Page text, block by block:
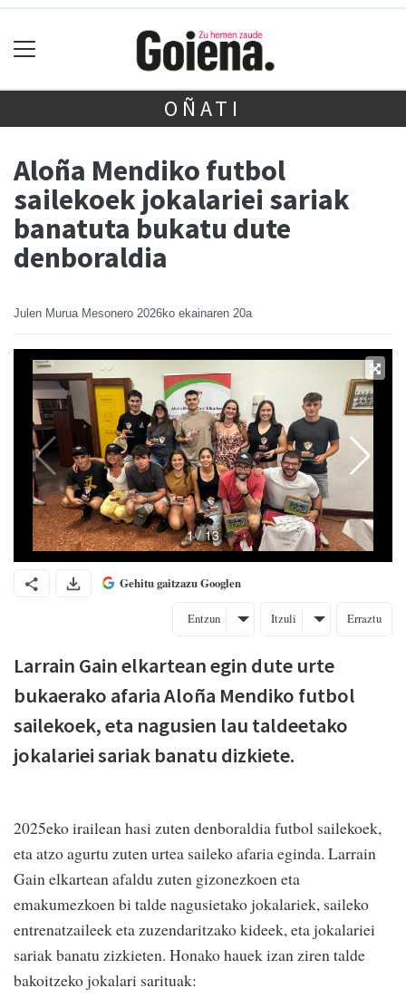
OÑATI
Aloña Mendiko futbol
sailekoek jokalariei sariak
banatuta bukatu dute
denboraldia
Julen Murua Mesonero 2026ko ekainaren 20a
Gehitu gaitzazu Googlen
Entzun Itzuli Erraztu
Larrain Gain elkartean egin dute urte
bukaerako afaria Aloña Mendiko futbol
sailekoek, eta nagusien lau taldeetako
jokalariei sariak banatu dizkiete.
2025eko irailean hasi zuten denboraldia futbol sailekoek,
eta atzo agurtu zuten urtea saileko afaria eginda. Larrain
Gain elkartean afaldu zuten gizonezkoen eta
emakumezkoen bi talde nagusietako jokalariek, saileko
entrenatzaileek eta zuzendaritzako kideek, eta jokalariei
sariak banatu zizkieten. Honako hauek izan ziren talde
bakoitzeko jokalari sarituak: